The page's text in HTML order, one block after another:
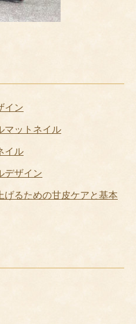
イン
マットネイル
イル
デザイン
げるための甘皮ケアと基本